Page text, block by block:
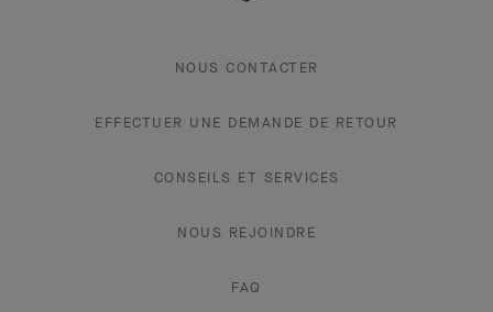
NOUS CONTACTER
EFFECTUER UNE DEMANDE DE RETOUR
CONSEILS ET SERVICES
NOUS REJOINDRE
FAQ